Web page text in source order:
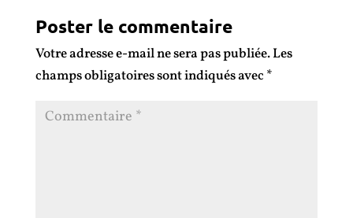
Poster le commentaire
Votre adresse e-mail ne sera pas publiée.Les
champs obligatoires sont indiqués avec *